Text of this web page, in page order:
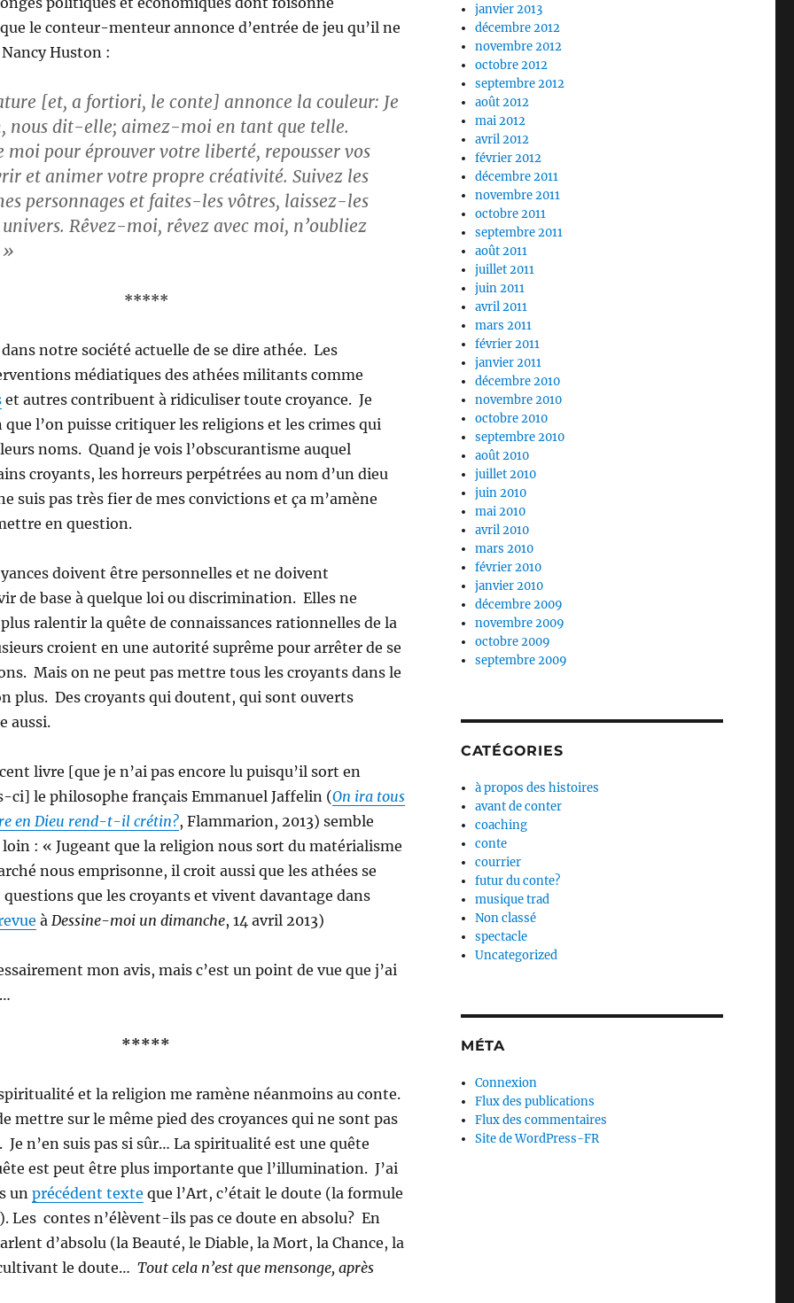
le conteur-menteur annonce d’entrée de jeu qu’il ne
Huston :
[et, a fortiori, le conte] annonce la couleur: Je
nous dit-elle; aimez-moi en tant que telle.
moi pour éprouver votre liberté, repousser vos
et animer votre propre créativité. Suivez les
personnages et faites-les vôtres, laissez-les
Rêvez-moi, rêvez avec moi, n’oubliez
*****
notre société actuelle de se dire athée. Les
médiatiques des athées militants comme
et autres contribuent à ridiculiser toute croyance. Je
que l’on puisse critiquer les religions et les crimes qui
noms. Quand je vois l’obscurantisme auquel
croyants, les horreurs perpétrées au nom d’un dieu
suis pas très fier de mes convictions et ça m’amène
en question.
doivent être personnelles et ne doivent
de base à quelque loi ou discrimination. Elles ne
ralentir la quête de connaissances rationnelles de la
croient en une autorité suprême pour arrêter de se
Mais on ne peut pas mettre tous les croyants dans le
plus. Des croyants qui doutent, qui sont ouverts
aussi.
livre [que je n’ai pas encore lu puisqu’il sort en
ci] le philosophe français Emmanuel Jaffelin (On ira tous
en Dieu rend-t-il crétin?, Flammarion, 2013) semble
: « Jugeant que la religion nous sort du matérialisme
nous emprisonne, il croit aussi que les athées se
que les croyants et vivent davantage dans
à Dessine-moi un dimanche, 14 avril 2013)
mon avis, mais c’est un point de vue que j’ai
*****
et la religion me ramène néanmoins au conte.
mettre sur le même pied des croyances qui ne sont pas
Je n’en suis pas si sûr… La spiritualité est une quête
est peut être plus importante que l’illumination. J’ai
unprécédent texte que l’Art, c’était le doute (la formule
Les contes n’élèvent-ils pas ce doute en absolu? En
d’absolu (la Beauté, le Diable, la Mort, la Chance, la
le doute… Tout cela n’est que mensonge, après
janvier 2013
décembre 2012
novembre 2012
octobre 2012
septembre 2012
août 2012
mai 2012
avril 2012
février 2012
décembre 2011
novembre 2011
octobre 2011
septembre 2011
août 2011
juillet 2011
juin 2011
avril 2011
mars 2011
février 2011
janvier 2011
décembre 2010
novembre 2010
octobre 2010
septembre 2010
août 2010
juillet 2010
juin 2010
mai 2010
avril 2010
mars 2010
février 2010
janvier 2010
décembre 2009
novembre 2009
octobre 2009
septembre 2009
CATÉGORIES
à propos des histoires
avant de conter
coaching
conte
courrier
futur du conte?
musique trad
Non classé
spectacle
Uncategorized
MÉTA
Connexion
Flux des publications
Flux des commentaires
Site de WordPress-FR